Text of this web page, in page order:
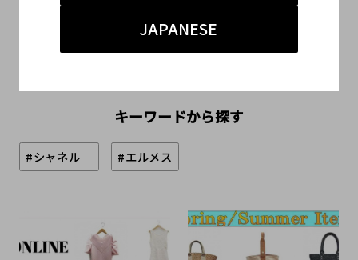
JAPANESE
キーワードから探す
#シャネル #エルメス